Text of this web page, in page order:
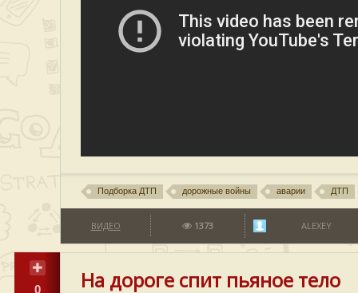
Подборка ДТП дорожные войны аварии ДТП
ВИДЕО 1373 ALEXEY
0 На дороге спит пьяное тело